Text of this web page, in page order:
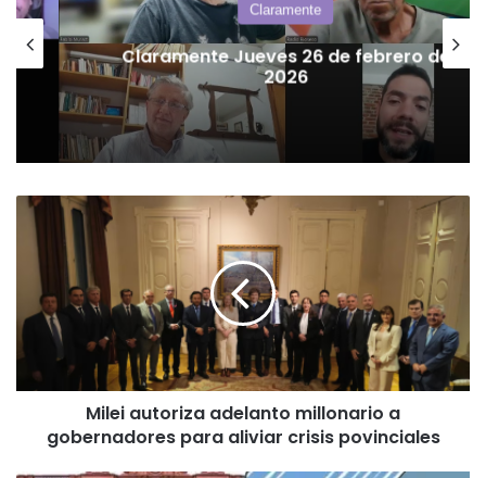
Claramente
Claramente Jueves 26 de febrero de
2026
Milei
autoriza
adelanto
millonario
gobernadores
crisis
Milei autoriza adelanto millonario a
gobernadores para aliviar crisis povinciales